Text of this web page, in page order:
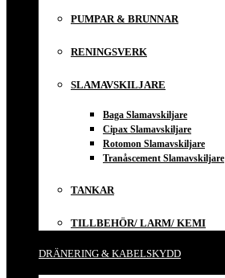
PUMPAR & BRUNNAR
RENINGSVERK
SLAMAVSKILJARE
Baga Slamavskiljare
Cipax Slamavskiljare
Rotomon Slamavskiljare
Tranåscement Slamavskiljare
TANKAR
TILLBEHÖR/ LARM/ KEMI
DRÄNERING & KABELSKYDD